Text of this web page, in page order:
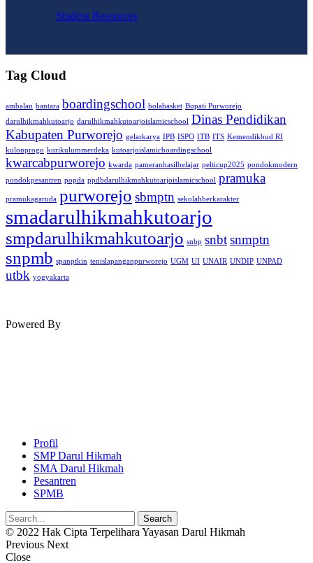
Student Resources
Tag Cloud
ambalan bantara boardingschool bolabasket Bupati Purworejo
darulhikmahkutoarjo darulhikmahkutoarjoislamicschool Dinas Pendidikan
Kabupaten Purworejo gelarkarya IPB ISPO ITB ITS Kemendikbud RI
kulonprogo kurikulummerdeka kutoarjoislamicboardingschool
kwarcabpurworejo kwarda pameranhasilbelajar pelticup2025 pondokmodern
pondokpesantren popda ppdbdarulhikmahkutoarjoislamicschool pramuka
pramukagaruda purworejo sbmptn sekolahberkarakter
smadarulhikmahkutoarjo
smpdarulhikmahkutoarjo snbp snbtsnmptn
snpmb spanptkin tenislapanganpurworejo UGM UI UNAIR UNDIP UNPAD
utbk yogyakarta
Powered By
Profil
SMP Darul Hikmah
SMA Darul Hikmah
Pesantren
SPMB
© 2022 Hak Cipta Terpelihara Yayasan Darul Hikmah
Previous Next
Close